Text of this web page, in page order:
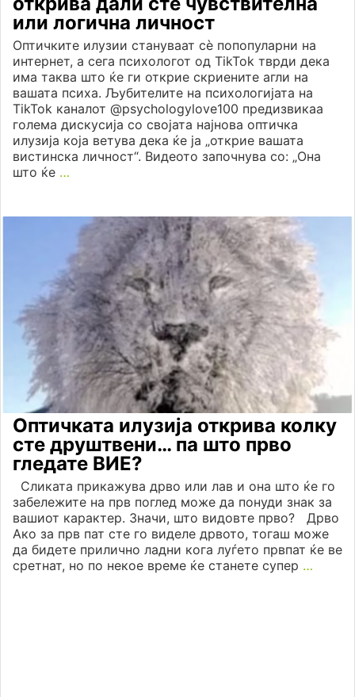
или логична личност
Оптичките илузии стануваат сè попопуларни на
интернет, а сега психологот од TikTok тврди дека
има таква што ќе ги открие скриените агли на
вашата психа. Љубителите на психологијата на
TikTok каналот @psychologylove100 предизвикаа
голема дискусија со својата најнова оптичка
илузија која ветува дека ќе ја „открие вашата
вистинска личност“. Видеото започнува со: „Она
што ќе …
Оптичката илузија открива колку
сте друштвени… па што прво
гледате ВИЕ?
Сликата прикажува дрво или лав и она што ќе го
забележите на прв поглед може да понуди знак за
вашиот карактер. Значи, што видовте прво? Дрво
Ако за прв пат сте го виделе дрвото, тогаш може
да бидете прилично ладни кога луѓето првпат ќе ве
сретнат, но по некое време ќе станете супер …